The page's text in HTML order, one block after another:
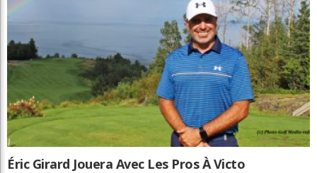
Éric Girard Jouera Avec Les Pros À Victo